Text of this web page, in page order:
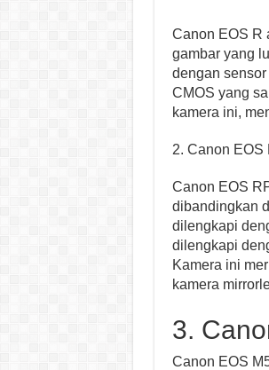
Canon EOS R
gambar yang
dengan
CMOS yang
kamera ini,
2. Canon EOS
Canon EOS
dibandingkan
dilengkapi
dilengkapi
Kamera ini
kamera
3.
Canon EOS